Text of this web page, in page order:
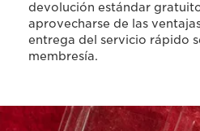
devolución estándar
aprovecharse de las
entrega del servicio rápido
membresía.